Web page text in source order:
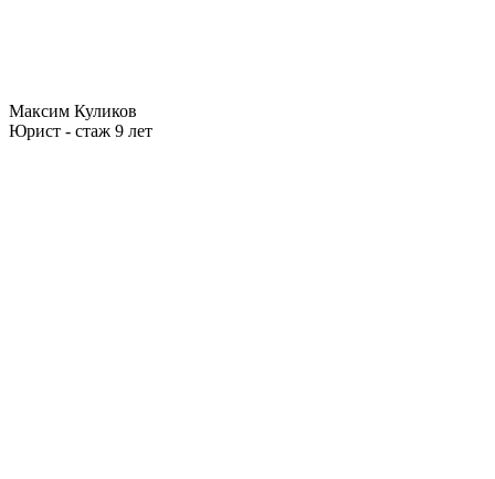
Максим Куликов
Юрист - стаж 9 лет